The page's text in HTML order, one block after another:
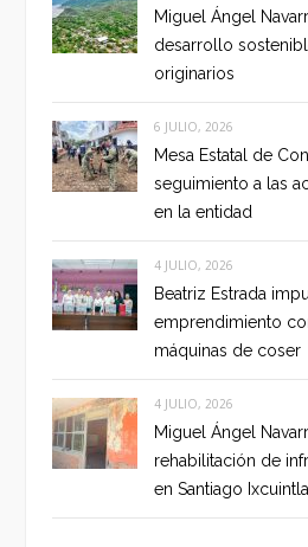
Miguel Ángel
desarrollo
originarios
6 JULIO, 2026
Mesa Estatal de
seguimiento a las
en la entidad
4 JULIO, 2026
Beatriz Estrada
emprendimiento
máquinas de coser
4 JULIO, 2026
Miguel Ángel
rehabilitación de
en Santiago Ixcuintla